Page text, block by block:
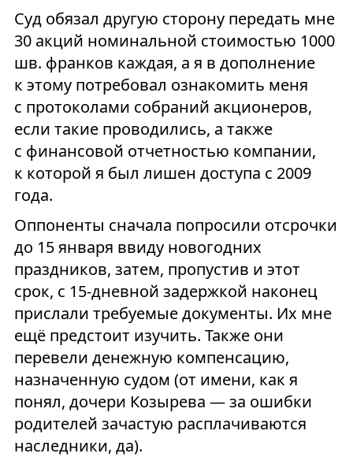
Суд обязал другую сторону передать мне
30 акций номинальной стоимостью 1000
шв. франков каждая, а я в дополнение
к этому потребовал ознакомить меня
с протоколами собраний акционеров,
если такие проводились, а также
с финансовой отчетностью компании,
к которой я был лишен доступа с 2009
года.
Оппоненты сначала попросили отсрочки
до 15 января ввиду новогодних
праздников, затем, пропустив и этот
срок, с 15-дневной задержкой наконец
прислали требуемые документы. Их мне
ещё предстоит изучить. Также они
перевели денежную компенсацию,
назначенную судом (от имени, как я
понял, дочери Козырева — за ошибки
родителей зачастую расплачиваются
наследники, да).